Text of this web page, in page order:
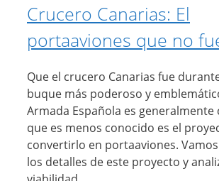
Crucero Canarias: El
portaaviones que no
Que el crucero Canarias fue
buque más poderoso y
Armada Española es generalmente
que es menos conocido es el
convertirlo en portaaviones.
los detalles de este proyecto y